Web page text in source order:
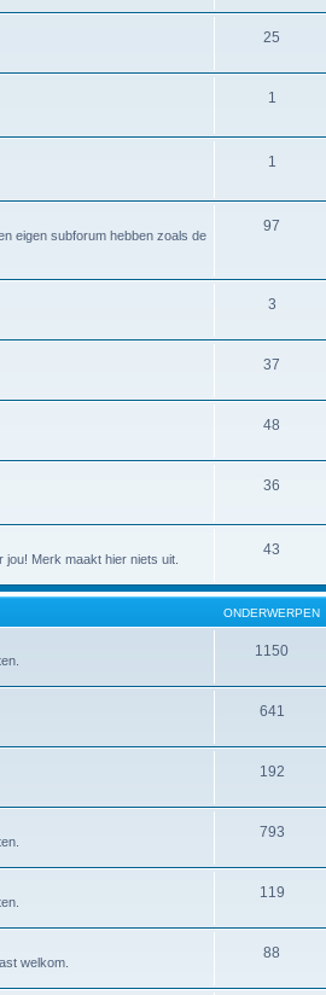
25
1
1
eigen subforum hebben zoals de
97
3
37
48
36
Merk maakt hier niets uit.
43
ONDERWERPEN
1150
641
192
793
119
welkom.
88